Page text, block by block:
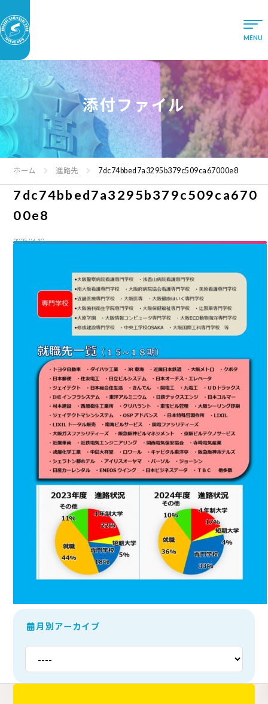
添付ファイル
ホーム 進路先 7dc74bbed7a3295b379c509ca67000e8
7dc74bbed7a3295b379c509ca670
00e8
2025.06.10
月別アーカイブ